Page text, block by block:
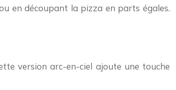
en découpant la pizza en parts égales.
version arc-en-ciel ajoute une touche